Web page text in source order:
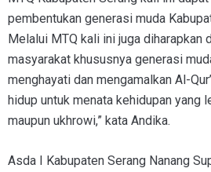
pembentukan generasi muda
Melalui MTQ kali ini juga diharapkan
masyarakat khususnya generasi
menghayati dan mengamalkan Al-
hidup untuk menata kehidupan yang
maupun ukhrowi,” kata Andika.
Asda I Kabupaten Serang Nanang